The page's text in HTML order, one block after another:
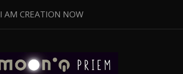
I AM CREATION NOW